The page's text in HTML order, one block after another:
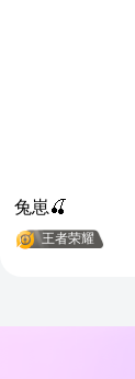
兔崽🍒
王者荣耀